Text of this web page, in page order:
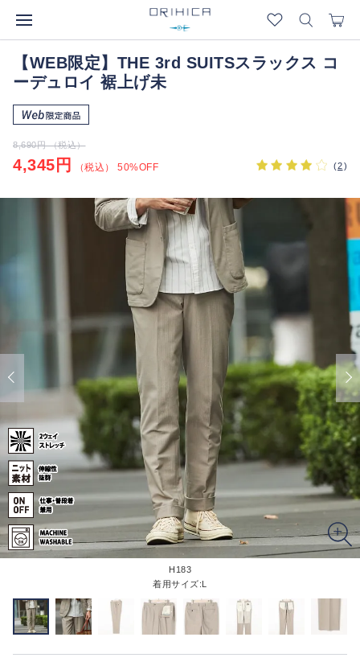
【WEB限定】THE 3rd SUITSスラックス コ
ーデュロイ 裾上げ未
8,690円 （税込）
4,345円 （税込） 50%OFF (2)
H183
着用サイズ:L